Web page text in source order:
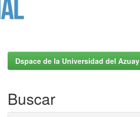
Dspace de la Universidad del Azuay
Buscar